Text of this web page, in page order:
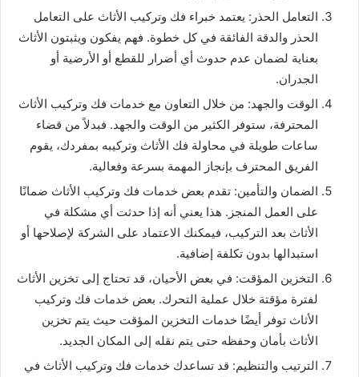
التعامل الحذر: يعتمد خبراء فك وتركيب الأثاث على التعامل
الحذر والدقة الفائقة في كل خطوة. فهم يفكون ويثبتون الأثاث
بعناية لضمان عدم حدوث أي أضرار للقطع أو الأرضية أو
الجدران.
الوقت والجهد: من خلال التعاون مع خدمات فك وتركيب الأثاث
المحترفة، ستوفر الكثير من الوقت والجهد. فبدلاً من قضاء
ساعات طويلة في محاولة فك الأثاث وتركيبه بمفردك، يقوم
الفريق المحترف بإنجاز المهمة بسرعة وفعالية.
الضمان والتأمين: تقدم بعض خدمات فك وتركيب الأثاث ضمانًا
على العمل المنجز. هذا يعني أنه إذا حدثت أي مشكلة في
الأثاث بعد التركيب، فيمكنك الاعتماد على الشركة لإصلاحها أو
استبدالها بدون تكلفة إضافية.
التخزين المؤقت: في بعض الأحيان، قد تحتاج إلى تخزين الأثاث
لفترة مؤقتة خلال عملية التحرك. بعض خدمات فك وتركيب
الأثاث توفر أيضًا خدمات التخزين المؤقت حيث يتم تخزين
الأثاث بأمان وحفظه حتى يتم نقله إلى المكان الجديد.
الترتيب والتنظيم: قد تساعدك خدمات فك وتركيب الأثاث في